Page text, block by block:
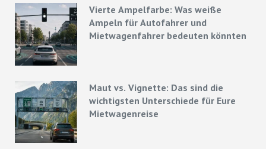
Vierte Ampelfarbe: Was weiße
Ampeln für Autofahrer und
Mietwagenfahrer bedeuten könnten
Maut vs. Vignette: Das sind die
wichtigsten Unterschiede für Eure
Mietwagenreise